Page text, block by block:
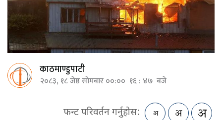
काठमाण्डुपाटी
२०८३, १८ जेष्ठ सोमबार ००:०० १६ : ४७ बजे
फन्ट परिवर्तन गर्नुहोस: